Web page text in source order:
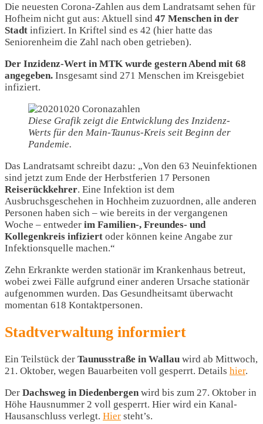
Die neuesten Corona-Zahlen aus dem Landratsamt sehen für
Hofheim nicht gut aus: Aktuell sind 47 Menschen in der
Stadt infiziert. In Kriftel sind es 42 (hier hatte das
Seniorenheim die Zahl nach oben getrieben).
Der Inzidenz-Wert in MTK wurde gestern Abend mit 68
angegeben. Insgesamt sind 271 Menschen im Kreisgebiet
infiziert.
Diese Grafik zeigt die Entwicklung des Inzidenz-
Werts für den Main-Taunus-Kreis seit Beginn der
Pandemie.
Das Landratsamt schreibt dazu: „Von den 63 Neuinfektionen
sind jetzt zum Ende der Herbstferien 17 Personen
Reiserückkehrer. Eine Infektion ist dem
Ausbruchsgeschehen in Hochheim zuzuordnen, alle anderen
Personen haben sich – wie bereits in der vergangenen
Woche – entweder im Familien-, Freundes- und
Kollegenkreis infiziert oder können keine Angabe zur
Infektionsquelle machen.“
Zehn Erkrankte werden stationär im Krankenhaus betreut,
wobei zwei Fälle aufgrund einer anderen Ursache stationär
aufgenommen wurden. Das Gesundheitsamt überwacht
momentan 618 Kontaktpersonen.
Stadtverwaltung informiert
Ein Teilstück der Taunusstraße in Wallau wird ab Mittwoch,
21. Oktober, wegen Bauarbeiten voll gesperrt. Details hier.
Der Dachsweg in Diedenbergen wird bis zum 27. Oktober in
Höhe Hausnummer 2 voll gesperrt. Hier wird ein Kanal-
Hausanschluss verlegt. Hier steht’s.